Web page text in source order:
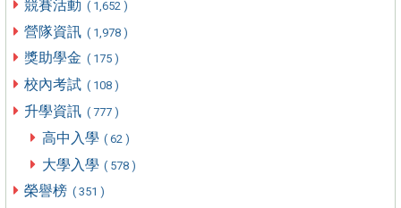
競賽活動 ( 1,652 )
營隊資訊 ( 1,978 )
獎助學金 ( 175 )
校內考試 ( 108 )
升學資訊 ( 777 )
高中入學 ( 62 )
大學入學 ( 578 )
榮譽榜 ( 351 )